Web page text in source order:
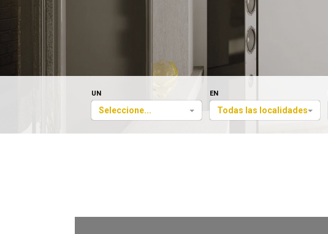
UN
Seleccione...
EN
Todas las localidades